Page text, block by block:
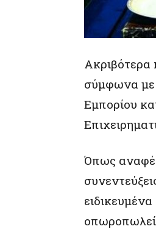
Ακριβότερα
σύμφωνα με
Εμπορίου
Όπως